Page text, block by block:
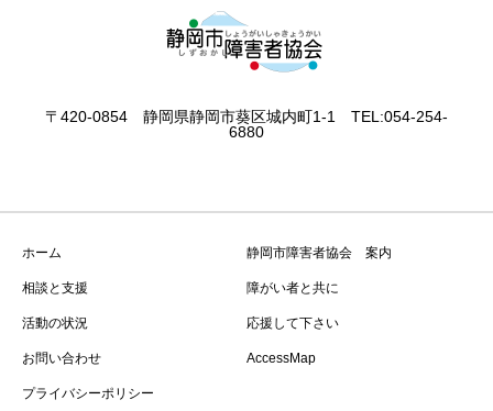
〒420-0854 静岡県静岡市葵区城内町1-1 TEL:054-254-
6880
ホーム 静岡市障害者協会 案内
相談と支援 障がい者と共に
活動の状況 応援して下さい
お問い合わせ AccessMap
プライバシーポリシー